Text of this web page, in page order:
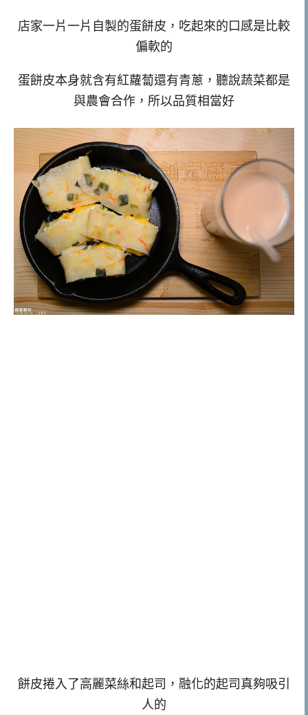
店家一片一片自製的蛋餅皮，吃起來的口感是比較
偏軟的
蛋餅皮本身就含有紅蘿蔔還有青蔥，聽說蔬菜都是
與農會合作，所以品質相當好
餅皮捲入了高麗菜絲和起司，融化的起司真夠吸引
人的